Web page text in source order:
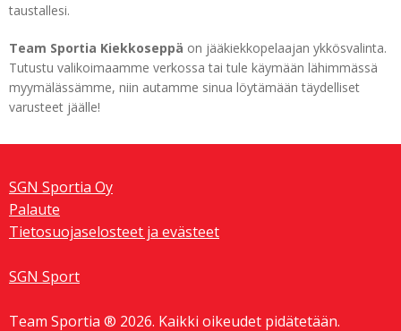
taustallesi.
Team Sportia Kiekkoseppä on jääkiekkopelaajan ykkösvalinta.
Tutustu valikoimaamme verkossa tai tule käymään lähimmässä
myymälässämme, niin autamme sinua löytämään täydelliset
varusteet jäälle!
SGN Sportia Oy
Palaute
Tietosuojaselosteet ja evästeet
SGN Sport
Team Sportia ® 2026. Kaikki oikeudet pidätetään.